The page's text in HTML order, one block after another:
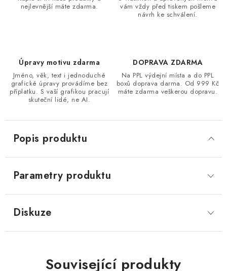
nejlevnější máte zdarma.
vám vždy před tiskem pošleme
návrh ke schválení.
Úpravy motivu zdarma
Jméno, věk, text i jednoduché
grafické úpravy provádíme bez
příplatku. S vaší grafikou pracují
skuteční lidé, ne AI.
DOPRAVA ZDARMA
Na PPL výdejní místa a do PPL
boxů doprava darma. Od 999 Kč
máte zdarma veškerou dopravu.
Popis produktu
Parametry produktu
Diskuze
Související produkty